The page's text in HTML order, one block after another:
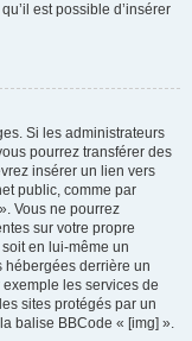
est possible d’insérer
Si les administrateurs
pourrez transférer des
insérer un lien vers
public, comme par
Vous ne pourrez
sur votre propre
en lui-même un
hébergées derrière un
les services de
sites protégés par un
balise BBCode « [img] ».